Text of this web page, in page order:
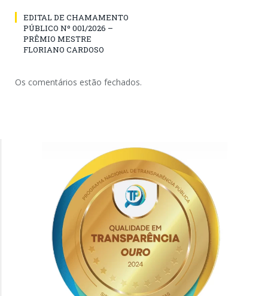
EDITAL DE CHAMAMENTO
PÚBLICO Nº 001/2026 –
PRÊMIO MESTRE
FLORIANO CARDOSO
Os comentários estão fechados.